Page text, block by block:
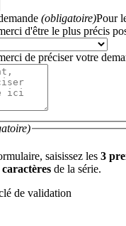
(obligatoire)Pour
d'être le plus précis
de préciser votre
saisissez les 3
de la série.
de validation